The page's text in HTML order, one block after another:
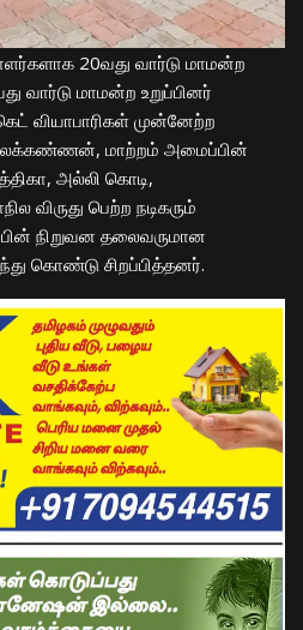
20வது வார்டு மாமன்ற
வார்டு மாமன்ற உறுப்பினர்
வியாபாரிகள் முன்னேற்ற
மாற்றம் அமைப்பின்
அல்லி கொடி,
விருது பெற்ற நடிகரும்
நிறுவன தலைவருமான
கொண்டு சிறப்பித்தனர்.